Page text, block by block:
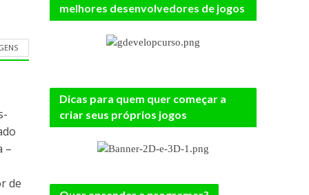
–
de
melhores desenvolvedores de jogos
Dicas para quem quer começar a
criar seus próprios jogos